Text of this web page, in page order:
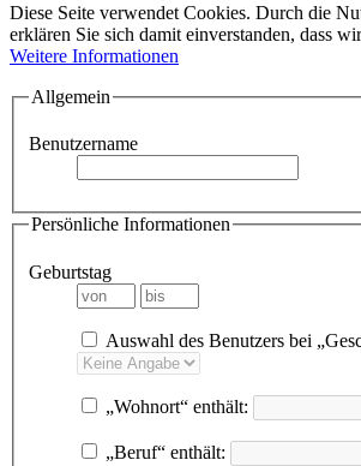
Diese Seite verwendet Cookies. Durch die
erklären Sie sich damit einverstanden, dass
Weitere Informationen
Allgemein
Benutzername
Persönliche Informationen
Geburtstag
Auswahl des Benutzers bei
„Wohnort“ enthält:
„Beruf“ enthält: